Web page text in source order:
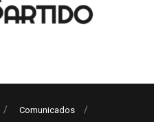
Comunicados